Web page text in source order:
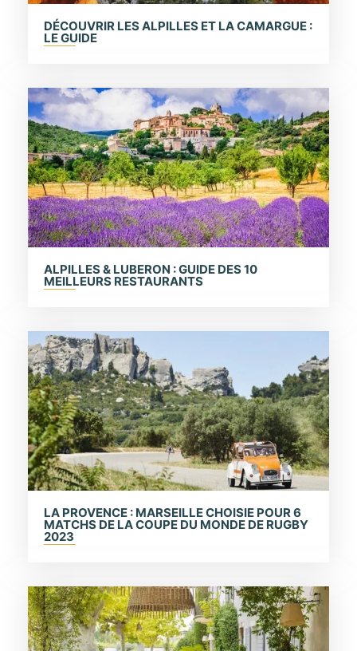
DÉCOUVRIR LES ALPILLES ET LA CAMARGUE :
LE GUIDE
ALPILLES & LUBERON : GUIDE DES 10
MEILLEURS RESTAURANTS
LA PROVENCE : MARSEILLE CHOISIE POUR 6
MATCHS DE LA COUPE DU MONDE DE RUGBY
2023